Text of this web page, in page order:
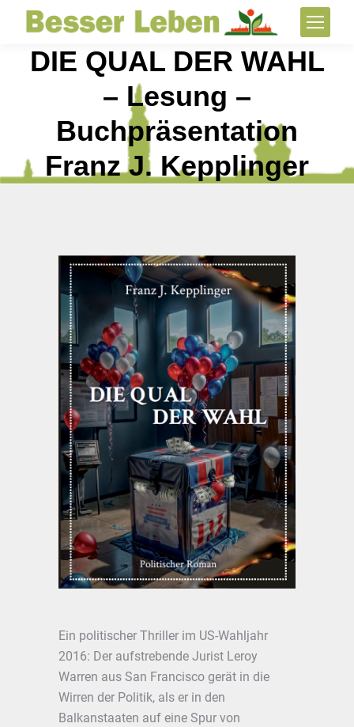
DIE QUAL DER WAHL
– Lesung –
Buchpräsentation
Franz J. Kepplinger
Ein politischer Thriller im US-Wahljahr
2016: Der aufstrebende Jurist Leroy
Warren aus San Francisco gerät in die
Wirren der Politik, als er in den
Balkanstaaten auf eine Spur von